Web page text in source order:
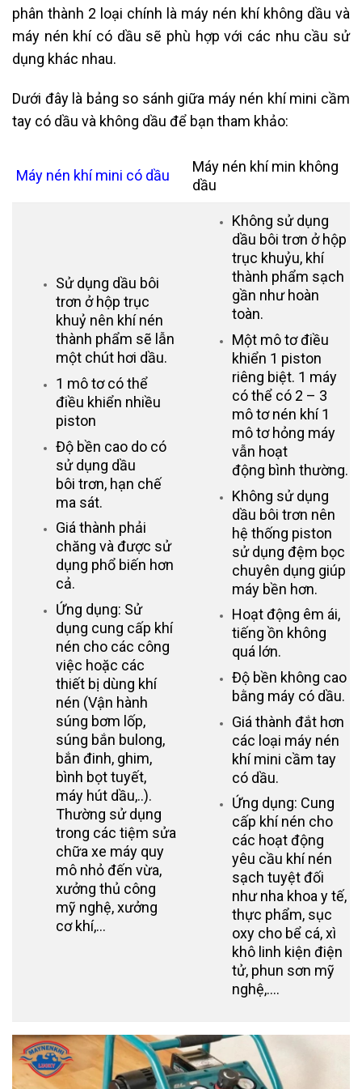
phân thành 2 loại chính là máy nén khí không dầu và
máy nén khí có dầu sẽ phù hợp với các nhu cầu sử
dụng khác nhau.
Dưới đây là bảng so sánh giữa máy nén khí mini cầm
tay có dầu và không dầu để bạn tham khảo:
Máy nén khí mini có dầu
Máy nén khí min không
dầu
Sử dụng dầu bôi
trơn ở hộp trục
khuỷ nên khí nén
thành phẩm sẽ lẫn
một chút hơi dầu.
1 mô tơ có thể
điều khiển nhiều
piston
Độ bền cao do có
sử dụng dầu
bôi trơn, hạn chế
ma sát.
Giá thành phải
chăng và được sử
dụng phổ biến hơn
cả.
Ứng dụng: Sử
dụng cung cấp khí
nén cho các công
việc hoặc các
thiết bị dùng khí
nén (Vận hành
súng bơm lốp,
súng bắn bulong,
bắn đinh, ghim,
bình bọt tuyết,
máy hút dầu,..).
Thường sử dụng
trong các tiệm sửa
chữa xe máy quy
mô nhỏ đến vừa,
xưởng thủ công
mỹ nghệ, xưởng
cơ khí,…
Không sử dụng
dầu bôi trơn ở hộp
trục khuỷu, khí
thành phẩm sạch
gần như hoàn
toàn.
Một mô tơ điều
khiển 1 piston
riêng biệt. 1 máy
có thể có 2 – 3
mô tơ nén khí 1
mô tơ hỏng máy
vẫn hoạt
động bình thường.
Không sử dụng
dầu bôi trơn nên
hệ thống piston
sử dụng đệm bọc
chuyên dụng giúp
máy bền hơn.
Hoạt động êm ái,
tiếng ồn không
quá lớn.
Độ bền không cao
bằng máy có dầu.
Giá thành đắt hơn
các loại máy nén
khí mini cầm tay
có dầu.
Ứng dụng: Cung
cấp khí nén cho
các hoạt động
yêu cầu khí nén
sạch tuyệt đối
như nha khoa y tế,
thực phẩm, sục
oxy cho bể cá, xì
khô linh kiện điện
tử, phun sơn mỹ
nghệ,….